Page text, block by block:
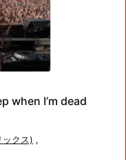
when I’m dead
クス) ,